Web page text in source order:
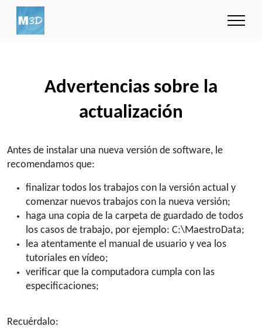
Advertencias sobre la
actualización
Antes de instalar una nueva versión de software, le
recomendamos que:
finalizar todos los trabajos con la versión actual y
comenzar nuevos trabajos con la nueva versión;
haga una copia de la carpeta de guardado de todos
los casos de trabajo, por ejemplo: C:\MaestroData;
lea atentamente el manual de usuario y vea los
tutoriales en vídeo;
verificar que la computadora cumpla con las
especificaciones;
Recuérdalo: